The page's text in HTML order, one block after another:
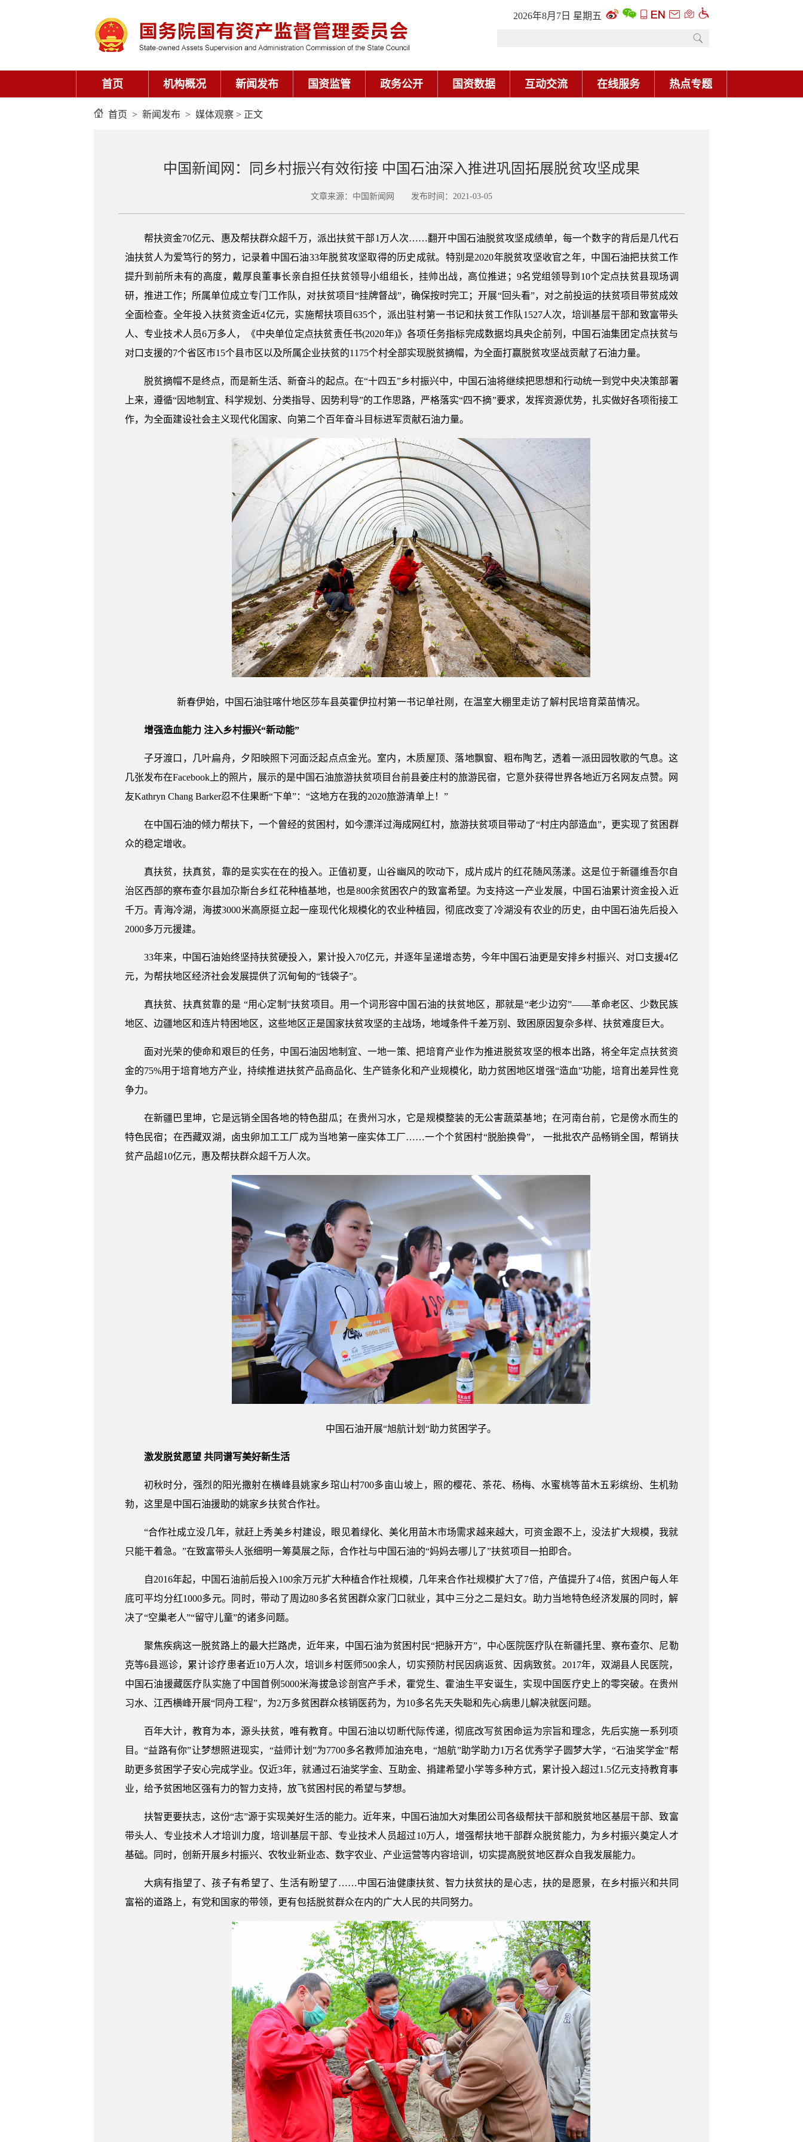
2026年8月7日 星期五
首页 机构概况 新闻发布 国资监管 政务公开 国资数据 互动交流 在线服务 热点专题
首页 > 新闻发布 > 媒体观察 > 正文
中国新闻网：同乡村振兴有效衔接 中国石油深入推进巩固拓展脱贫攻坚成果
文章来源：中国新闻网 发布时间：2021-03-05
帮扶资金70亿元、惠及帮扶群众超千万，派出扶贫干部1万人次……翻开中国石油脱贫攻坚成绩单，每一个数字的背后是几代石
油扶贫人为爱笃行的努力，记录着中国石油33年脱贫攻坚取得的历史成就。特别是2020年脱贫攻坚收官之年，中国石油把扶贫工作
提升到前所未有的高度，戴厚良董事长亲自担任扶贫领导小组组长，挂帅出战，高位推进；9名党组领导到10个定点扶贫县现场调
研，推进工作；所属单位成立专门工作队，对扶贫项目“挂牌督战”，确保按时完工；开展“回头看”，对之前投运的扶贫项目带贫成效
全面检查。全年投入扶贫资金近4亿元，实施帮扶项目635个，派出驻村第一书记和扶贫工作队1527人次，培训基层干部和致富带头
人、专业技术人员6万多人，《中央单位定点扶贫责任书(2020年)》各项任务指标完成数据均具央企前列，中国石油集团定点扶贫与
对口支援的7个省区市15个县市区以及所属企业扶贫的1175个村全部实现脱贫摘帽，为全面打赢脱贫攻坚战贡献了石油力量。
脱贫摘帽不是终点，而是新生活、新奋斗的起点。在“十四五”乡村振兴中，中国石油将继续把思想和行动统一到党中央决策部署
上来，遵循“因地制宜、科学规划、分类指导、因势利导”的工作思路，严格落实“四不摘”要求，发挥资源优势，扎实做好各项衔接工
作，为全面建设社会主义现代化国家、向第二个百年奋斗目标进军贡献石油力量。
新春伊始，中国石油驻喀什地区莎车县英霍伊拉村第一书记单社刚，在温室大棚里走访了解村民培育菜苗情况。
增强造血能力 注入乡村振兴“新动能”
子牙渡口，几叶扁舟，夕阳映照下河面泛起点点金光。室内，木质屋顶、落地飘窗、粗布陶艺，透着一派田园牧歌的气息。这
几张发布在Facebook上的照片，展示的是中国石油旅游扶贫项目台前县姜庄村的旅游民宿，它意外获得世界各地近万名网友点赞。网
友Kathryn Chang Barker忍不住果断“下单”：“这地方在我的2020旅游清单上！”
在中国石油的倾力帮扶下，一个曾经的贫困村，如今漂洋过海成网红村，旅游扶贫项目带动了“村庄内部造血”，更实现了贫困群
众的稳定增收。
真扶贫，扶真贫，靠的是实实在在的投入。正值初夏，山谷幽风的吹动下，成片成片的红花随风荡漾。这是位于新疆维吾尔自
治区西部的察布查尔县加尕斯台乡红花种植基地，也是800余贫困农户的致富希望。为支持这一产业发展，中国石油累计资金投入近
千万。青海冷湖，海拔3000米高原挺立起一座现代化规模化的农业种植园，彻底改变了冷湖没有农业的历史，由中国石油先后投入
2000多万元援建。
33年来，中国石油始终坚持扶贫硬投入，累计投入70亿元，并逐年呈递增态势，今年中国石油更是安排乡村振兴、对口支援4亿
元，为帮扶地区经济社会发展提供了沉甸甸的“钱袋子”。
真扶贫、扶真贫靠的是 “用心定制”扶贫项目。用一个词形容中国石油的扶贫地区，那就是“老少边穷”——革命老区、少数民族
地区、边疆地区和连片特困地区，这些地区正是国家扶贫攻坚的主战场，地域条件千差万别、致困原因复杂多样、扶贫难度巨大。
面对光荣的使命和艰巨的任务，中国石油因地制宜、一地一策、把培育产业作为推进脱贫攻坚的根本出路，将全年定点扶贫资
金的75%用于培育地方产业，持续推进扶贫产品商品化、生产链条化和产业规模化，助力贫困地区增强“造血”功能，培育出差异性竞
争力。
在新疆巴里坤，它是远销全国各地的特色甜瓜；在贵州习水，它是规模整装的无公害蔬菜基地；在河南台前，它是傍水而生的
特色民宿；在西藏双湖，卤虫卵加工工厂成为当地第一座实体工厂……一个个贫困村“脱胎换骨”， 一批批农产品畅销全国，帮销扶
贫产品超10亿元，惠及帮扶群众超千万人次。
中国石油开展“旭航计划“助力贫困学子。
激发脱贫愿望 共同谱写美好新生活
初秋时分，强烈的阳光撒射在横峰县姚家乡琯山村700多亩山坡上，照的樱花、茶花、杨梅、水蜜桃等苗木五彩缤纷、生机勃
勃，这里是中国石油援助的姚家乡扶贫合作社。
“合作社成立没几年，就赶上秀美乡村建设，眼见着绿化、美化用苗木市场需求越来越大，可资金跟不上，没法扩大规模，我就
只能干着急。”在致富带头人张细明一筹莫展之际，合作社与中国石油的“妈妈去哪儿了”扶贫项目一拍即合。
自2016年起，中国石油前后投入100余万元扩大种植合作社规模，几年来合作社规模扩大了7倍，产值提升了4倍，贫困户每人年
底可平均分红1000多元。同时，带动了周边80多名贫困群众家门口就业，其中三分之二是妇女。助力当地特色经济发展的同时，解
决了“空巢老人”“留守儿童”的诸多问题。
聚焦疾病这一脱贫路上的最大拦路虎，近年来，中国石油为贫困村民“把脉开方”，中心医院医疗队在新疆托里、察布查尔、尼勒
克等6县巡诊，累计诊疗患者近10万人次，培训乡村医师500余人，切实预防村民因病返贫、因病致贫。2017年，双湖县人民医院，
中国石油援藏医疗队实施了中国首例5000米海拔急诊剖宫产手术，霍党生、霍油生平安诞生，实现中国医疗史上的零突破。在贵州
习水、江西横峰开展“同舟工程”，为2万多贫困群众核销医药为，为10多名先天失聪和先心病患儿解决就医问题。
百年大计，教育为本，源头扶贫，唯有教育。中国石油以切断代际传递，彻底改写贫困命运为宗旨和理念，先后实施一系列项
目。“益路有你”让梦想照进现实，“益师计划”为7700多名教师加油充电，“旭航”助学助力1万名优秀学子圆梦大学，“石油奖学金”帮
助更多贫困学子安心完成学业。仅近3年，就通过石油奖学金、互助金、捐建希望小学等多种方式，累计投入超过1.5亿元支持教育事
业，给予贫困地区强有力的智力支持，放飞贫困村民的希望与梦想。
扶智更要扶志，这份“志”源于实现美好生活的能力。近年来，中国石油加大对集团公司各级帮扶干部和脱贫地区基层干部、致富
带头人、专业技术人才培训力度，培训基层干部、专业技术人员超过10万人，增强帮扶地干部群众脱贫能力，为乡村振兴奠定人才
基础。同时，创新开展乡村振兴、农牧业新业态、数字农业、产业运营等内容培训，切实提高脱贫地区群众自我发展能力。
大病有指望了、孩子有希望了、生活有盼望了……中国石油健康扶贫、智力扶贫扶的是心志，扶的是愿景，在乡村振兴和共同
富裕的道路上，有党和国家的带领，更有包括脱贫群众在内的广大人民的共同努力。